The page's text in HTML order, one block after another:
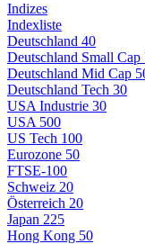
Indizes
Indexliste
Deutschland 40
Deutschland Small Cap
Deutschland Mid Cap
Deutschland Tech 30
USA Industrie 30
USA 500
US Tech 100
Eurozone 50
FTSE-100
Schweiz 20
Österreich 20
Japan 225
Hong Kong 50